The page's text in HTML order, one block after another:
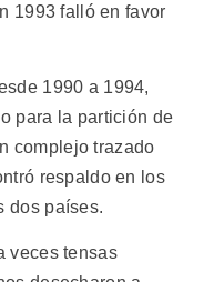
1993 falló en favor
1990 a 1994,
para la partición de
complejo trazado
respaldo en los
dos países.
veces tensas